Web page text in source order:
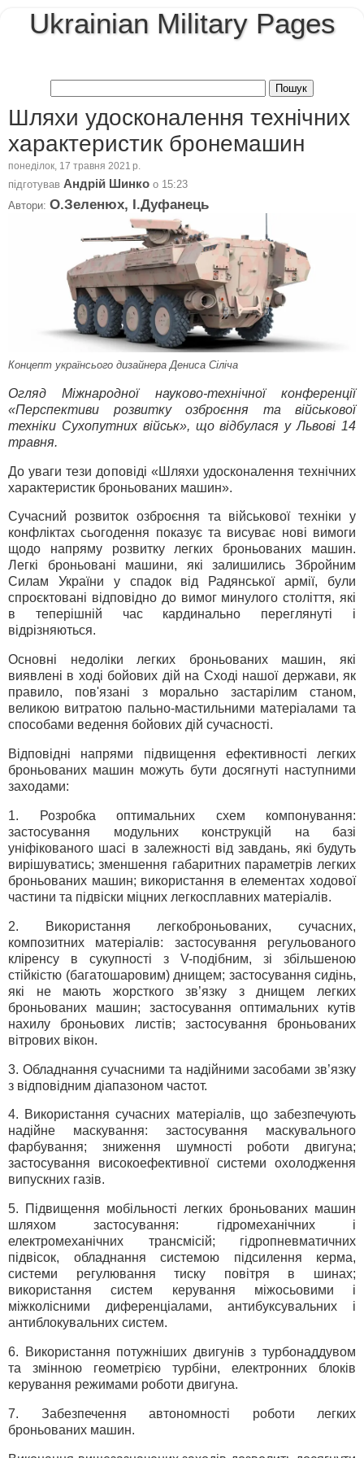
Ukrainian Military Pages
Шляхи удосконалення технічних
характеристик бронемашин
понеділок, 17 травня 2021 р.
підготував Андрій Шинко о 15:23
Автори: О.Зеленюх, І.Дуфанець
Концепт українсього дизайнера Дениса Сіліча
Огляд Міжнародної науково-технічної конференції
«Перспективи розвитку озброєння та військової
техніки Сухопутних військ», що відбулася у Львові 14
травня.
До уваги тези доповіді «Шляхи удосконалення технічних
характеристик броньованих машин».
Сучасний розвиток озброєння та військової техніки у
конфліктах сьогодення показує та висуває нові вимоги
щодо напряму розвитку легких броньованих машин.
Легкі броньовані машини, які залишились Збройним
Силам України у спадок від Радянської армії, були
спроєктовані відповідно до вимог минулого століття, які
в теперішній час кардинально переглянуті і
відрізняються.
Основні недоліки легких броньованих машин, які
виявлені в ході бойових дій на Сході нашої держави, як
правило, пов'язані з морально застарілим станом,
великою витратою пально-мастильними матеріалами та
способами ведення бойових дій сучасності.
Відповідні напрями підвищення ефективності легких
броньованих машин можуть бути досягнуті наступними
заходами:
1. Розробка оптимальних схем компонування:
застосування модульних конструкцій на базі
уніфікованого шасі в залежності від завдань, які будуть
вирішуватись; зменшення габаритних параметрів легких
броньованих машин; використання в елементах ходової
частини та підвіски міцних легкосплавних матеріалів.
2. Використання легкоброньованих, сучасних,
композитних матеріалів: застосування регульованого
кліренсу в сукупності з V-подібним, зі збільшеною
стійкістю (багатошаровим) днищем; застосування сидінь,
які не мають жорсткого зв’язку з днищем легких
броньованих машин; застосування оптимальних кутів
нахилу броньових листів; застосування броньованих
вітрових вікон.
3. Обладнання сучасними та надійними засобами зв’язку
з відповідним діапазоном частот.
4. Використання сучасних матеріалів, що забезпечують
надійне маскування: застосування маскувального
фарбування; зниження шумності роботи двигуна;
застосування високоефективної системи охолодження
випускних газів.
5. Підвищення мобільності легких броньованих машин
шляхом застосування: гідромеханічних і
електромеханічних трансмісій; гідропневматичних
підвісок, обладнання системою підсилення керма,
системи регулювання тиску повітря в шинах;
використання систем керування міжосьовими і
міжколісними диференціалами, антибуксувальних і
антиблокувальних систем.
6. Використання потужніших двигунів з турбонаддувом
та змінною геометрією турбіни, електронних блоків
керування режимами роботи двигуна.
7. Забезпечення автономності роботи легких
броньованих машин.